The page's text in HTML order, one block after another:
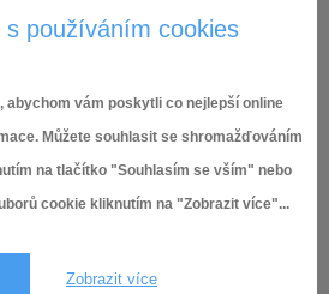
s používáním cookies
abychom vám poskytli co nejlepší online
Můžete souhlasit se shromažďováním
na tlačítko "Souhlasím se vším" nebo
cookie kliknutím na "Zobrazit více"...
Zobrazit více